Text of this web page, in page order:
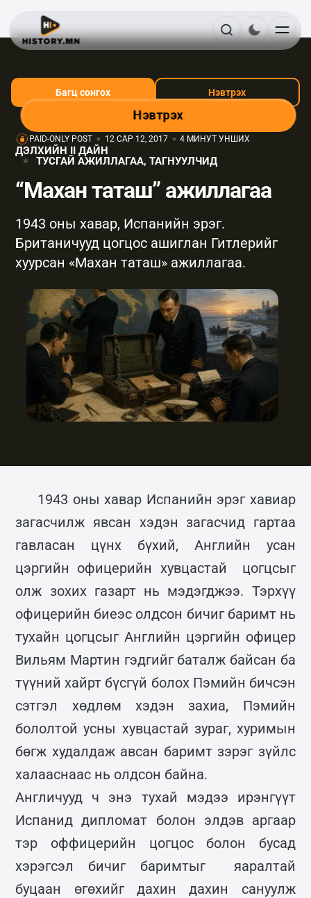
Нэвтрэх
Багц сонгох Нэвтрэх
PAID-ONLY POST 12 САР 12, 2017 4 МИНУТ УНШИХ
ДЭЛХИЙН II ДАЙН
ТУСГАЙ АЖИЛЛАГАА, ТАГНУУЛЧИД
“Махан таташ” ажиллагаа
1943 оны хавар, Испанийн эрэг.
Британичууд цогцос ашиглан Гитлерийг
хуурсан «Махан таташ» ажиллагаа.
1943 оны хавар Испанийн эрэг хавиар
загасчилж явсан хэдэн загасчид гартаа
гавласан цүнх бүхий, Английн усан
цэргийн офицерийн хувцастай цогцсыг
олж зохих газарт нь мэдэгджээ. Тэрхүү
офицерийн биеэс олдсон бичиг баримт нь
тухайн цогцсыг Английн цэргийн офицер
Вильям Мартин гэдгийг баталж байсан ба
түүний хайрт бүсгүй болох Пэмийн бичсэн
сэтгэл хөдлөм хэдэн захиа, Пэмийн
бололтой усны хувцастай зураг, хуримын
бөгж худалдаж авсан баримт зэрэг зүйлс
халааснаас нь олдсон байна.
Англичууд ч энэ тухай мэдээ ирэнгүүт
Испанид дипломат болон элдэв аргаар
тэр оффицерийн цогцос болон бусад
хэрэгсэл бичиг баримтыг яаралтай
буцаан өгөхийг дахин дахин сануулж